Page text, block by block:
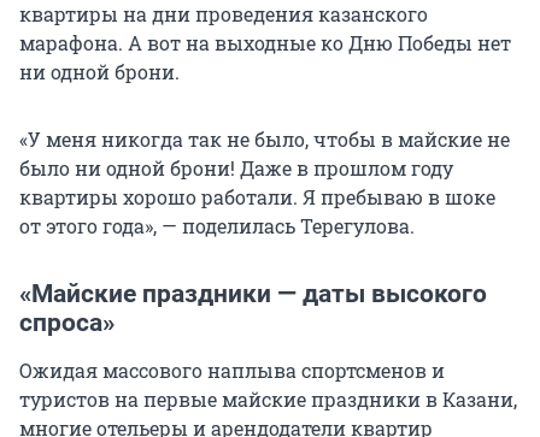
квартиры на дни проведения казанского
марафона. А вот на выходные ко Дню Победы нет
ни одной брони.
«У меня никогда так не было, чтобы в майские не
было ни одной брони! Даже в прошлом году
квартиры хорошо работали. Я пребываю в шоке
от этого года», — поделилась Терегулова.
«Майские праздники — даты высокого
спроса»
Ожидая массового наплыва спортсменов и
туристов на первые майские праздники в Казани,
многие отельеры и арендодатели квартир